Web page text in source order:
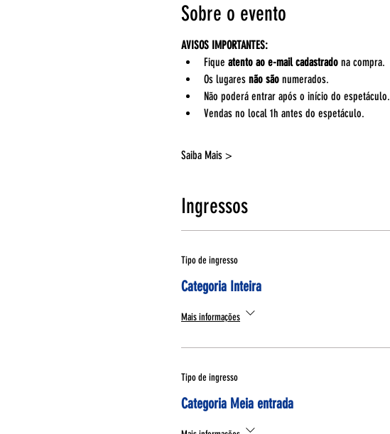
Sobre o evento
AVISOS IMPORTANTES:
Fique atento ao e-mail cadastrado na compra.
Os lugares não são numerados.
Não poderá entrar após o início do espetáculo.
Vendas no local 1h antes do espetáculo.
Saiba Mais >
Ingressos
Tipo de ingresso
Categoria Inteira
Mais informações
Tipo de ingresso
Categoria Meia entrada